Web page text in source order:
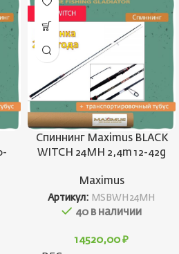
Спиннинг Maximus BLACK
WITCH 24MH 2,4m 12-42g
Maximus
Артикул: MSBWH24MH
40 в наличии
14520,00 ₽